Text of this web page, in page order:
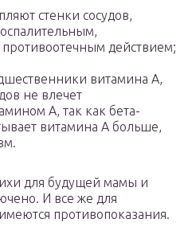
стенки сосудов,
действием;
витамина А,
не влечет
А, так как бета-
витамина А больше,
для будущей мамы и
И все же для
противопоказания.